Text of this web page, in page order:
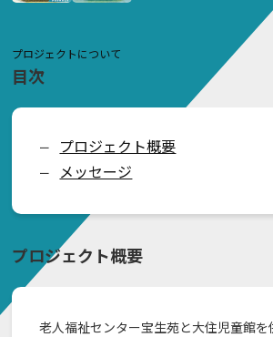
プロジェクトについて
目次
ー プロジェクト概要
ー メッセージ
プロジェクト概要
老人福祉センター宝生苑と大住児童館